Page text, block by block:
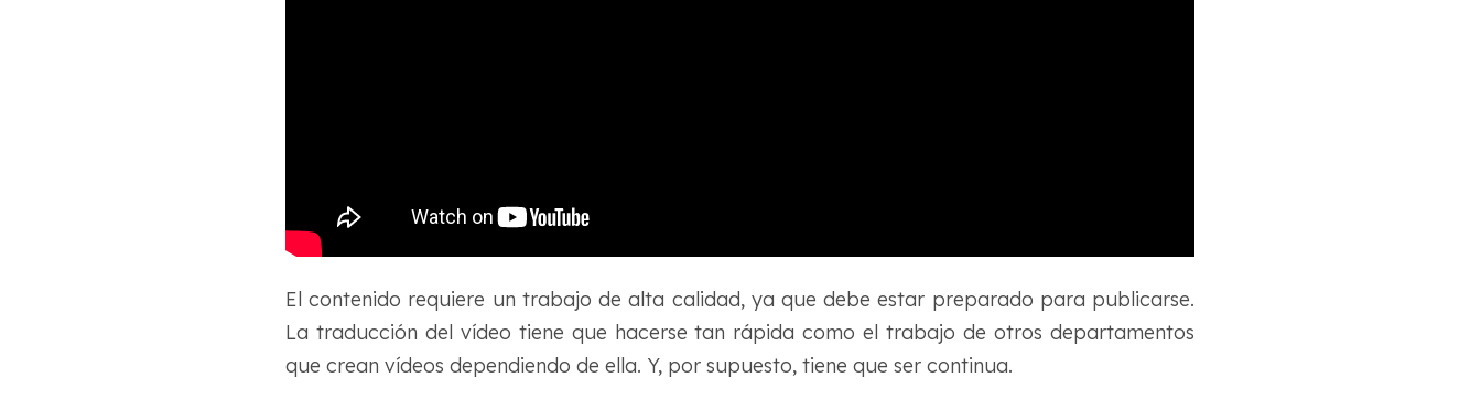
El contenido requiere un trabajo de alta calidad, ya que debe estar preparado para publicarse.
La traducción del vídeo tiene que hacerse tan rápida como el trabajo de otros departamentos
que crean vídeos dependiendo de ella. Y, por supuesto, tiene que ser continua.